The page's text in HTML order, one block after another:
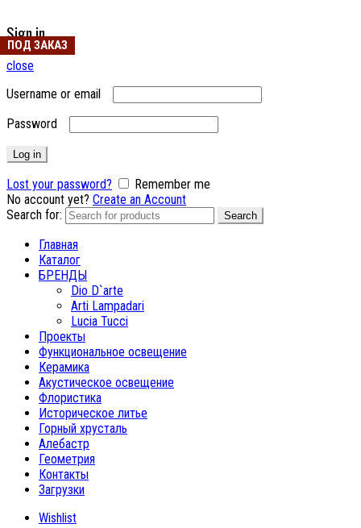
Sign in
close
Username or email
Password
Log in
Lost your password?
Remember me
No account yet? Create an Account
Search for:
Search
Главная
Каталог
БРЕНДЫ
Dio D`arte
Arti Lampadari
Lucia Tucci
Проекты
Функциональное освещение
Керамика
Акустическое освещение
Флористика
Историческое литье
Горный хрусталь
Алебастр
Геометрия
Контакты
Загрузки
Wishlist
ПОД ЗАКАЗ
ПОД ЗАКАЗ
ПОД ЗАКАЗ
ПОД ЗАКАЗ
ПОД ЗАКАЗ
ПОД ЗАКАЗ